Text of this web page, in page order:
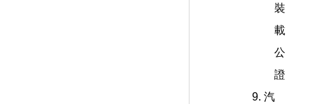
裝
載
公
證
9. 汽